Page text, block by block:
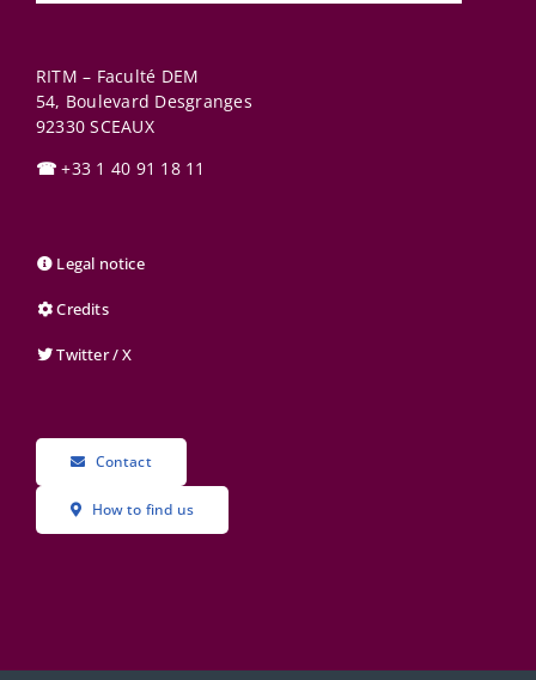
RITM – Faculté DEM
54, Boulevard Desgranges
92330 SCEAUX
☎ +33 1 40 91 18 11
Legal notice
Credits
Twitter / X
Contact
How to find us